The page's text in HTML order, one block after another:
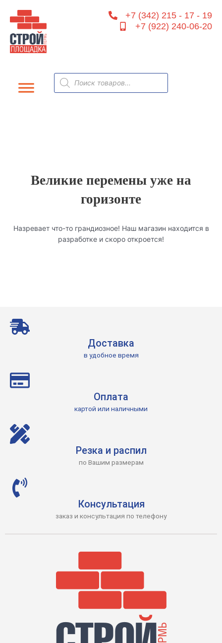
содержимому
+7 (342) 215 - 17 - 19
+7 (922) 240-06-20
Поиск
товаров
Великие перемены уже на
горизонте
Назревает что-то грандиозное! Наш магазин находится в
разработке и скоро откроется!
Доставка
в удобное время
Оплата
картой или наличными
Резка и распил
по Вашим размерам
Консультация
заказ и консультация по телефону